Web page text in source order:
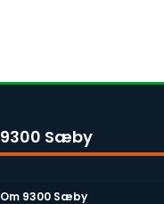
9300 Sæby
Om 9300 Sæby